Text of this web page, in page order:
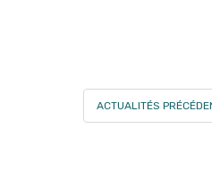
ACTUALITÉS